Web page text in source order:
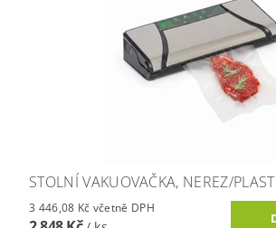
STOLNÍ VAKUOVAČKA, NEREZ/PLAST
3 446,08 Kč včetně DPH